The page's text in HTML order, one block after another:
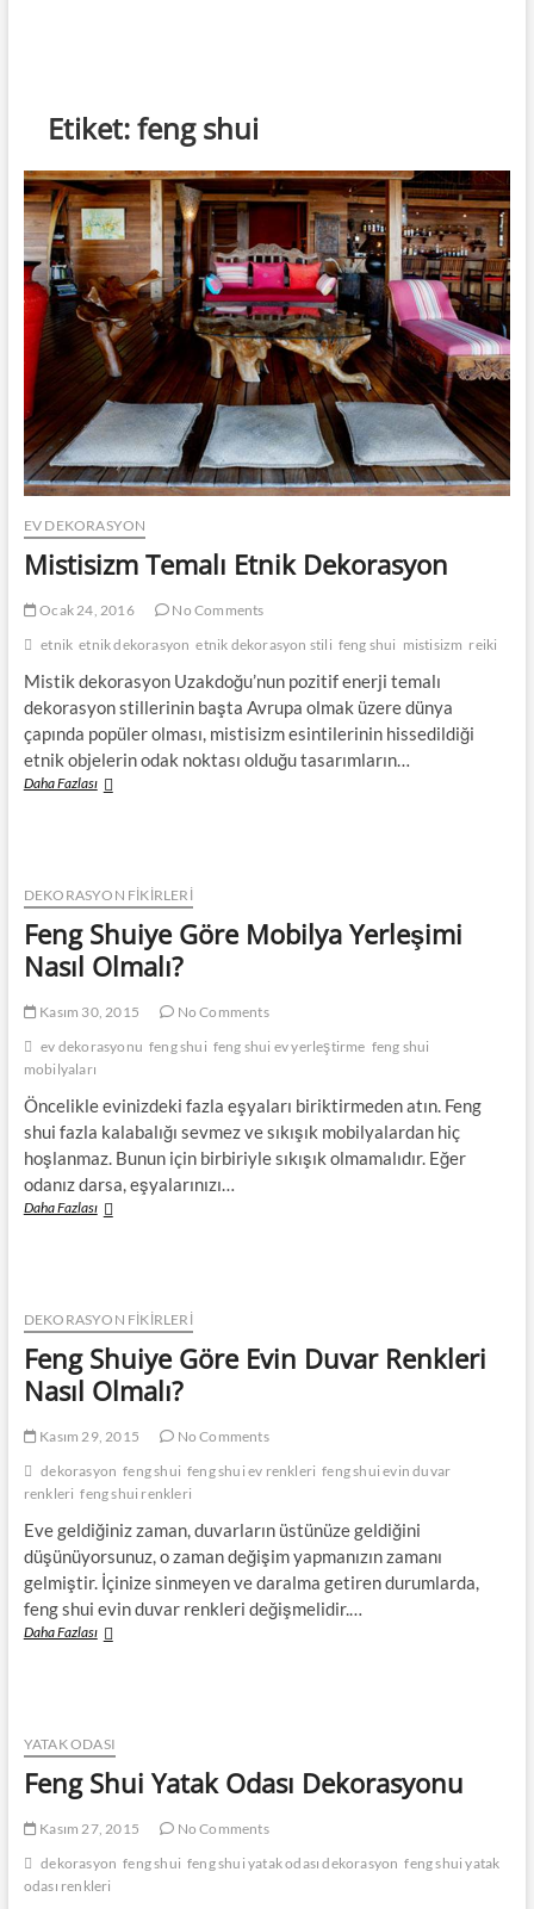
Etiket:feng shui
EV DEKORASYON
Mistisizm Temalı Etnik Dekorasyon
Ocak 24, 2016
No Comments
etnik etnik dekorasyon etnik dekorasyon stili feng shui mistisizm reiki
Mistik dekorasyon Uzakdoğu’nun pozitif enerji temalı
dekorasyon stillerinin başta Avrupa olmak üzere dünya
çapında popüler olması, mistisizm esintilerinin hissedildiği
etnik objelerin odak noktası olduğu tasarımların…
Daha FazlasıMistisizm
DEKORASYON FİKİRLERİ
Feng Shuiye Göre Mobilya Yerleşimi
Nasıl Olmalı?
Kasım 30, 2015
No Comments
ev dekorasyonu feng shui feng shui ev yerleştirme feng shui
mobilyaları
Öncelikle evinizdeki fazla eşyaları biriktirmeden atın. Feng
shui fazla kalabalığı sevmez ve sıkışık mobilyalardan hiç
hoşlanmaz. Bunun için birbiriyle sıkışık olmamalıdır. Eğer
odanız darsa, eşyalarınızı…
Daha FazlasıFeng
Nasıl
Olmalı?
DEKORASYON FİKİRLERİ
Feng Shuiye Göre Evin Duvar Renkleri
Nasıl Olmalı?
Kasım 29, 2015
No Comments
dekorasyon feng shui feng shui ev renkleri feng shui evin duvar
renkleri feng shui renkleri
Eve geldiğiniz zaman, duvarların üstünüze geldiğini
düşünüyorsunuz, o zaman değişim yapmanızın zamanı
gelmiştir. İçinize sinmeyen ve daralma getiren durumlarda,
feng shui evin duvar renkleri değişmelidir.…
Daha FazlasıFeng
Renkleri
Nasıl
Olmalı?
YATAK ODASI
Feng Shui Yatak Odası Dekorasyonu
Kasım 27, 2015
No Comments
dekorasyon feng shui feng shui yatak odası dekorasyon feng shui yatak
odası renkleri